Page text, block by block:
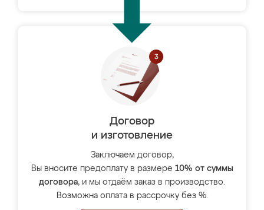
Договор
и изготовление
Заключаем договор,
Вы вносите предоплату в размере 10% от суммы
договора, и мы отдаём заказ в производство.
Возможна оплата в рассрочку без %.